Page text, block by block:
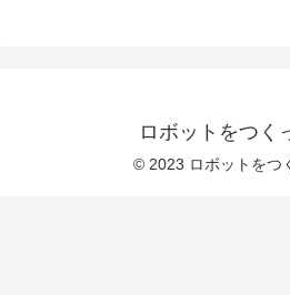
ロボットをつく
© 2023 ロボットをつ